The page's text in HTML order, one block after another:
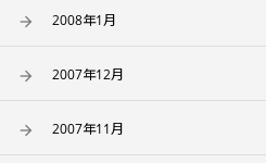
2008年1月
2007年12月
2007年11月